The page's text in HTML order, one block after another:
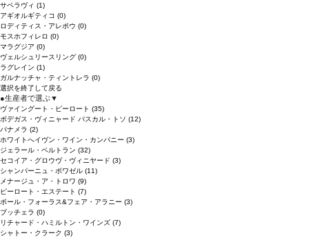
サペラヴィ (1)
アギオルギティコ (0)
ロディティス・アレポウ (0)
モスホフィレロ (0)
マラグジア (0)
ヴェルシュリースリング (0)
ラグレイン (1)
ガルナッチャ・ティントレラ (0)
選択を終了して戻る
●生産者で選ぶ▼
ヴァイングート・ピーロート (35)
ボデガス・ヴィニャード パスカル・トソ (12)
パナメラ (2)
ホワイトへイヴン・ワイン・カンパニー (3)
ジェラール・ベルトラン (32)
セコイア・グロウヴ・ヴィニヤード (3)
シャンパーニュ・ボワゼル (11)
メナージュ・ア・トロワ (9)
ピーロート・エステート (7)
ボール・フォーラス&フェア・アラニー (3)
ブッチェラ (0)
リチャード・ハミルトン・ワインズ (7)
シャトー・クラーク (3)